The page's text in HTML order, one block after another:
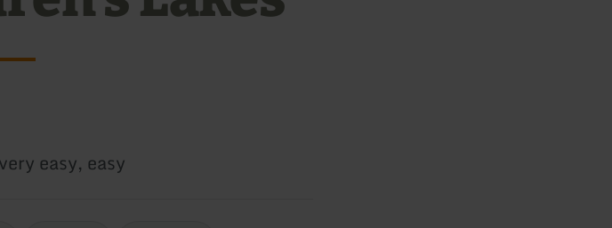
Difficulty:
very easy, easy